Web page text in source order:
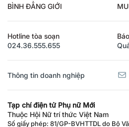
BÌNH ĐẲNG GIỚI
Hotline tòa soạn
024.36.555.655
Thông tin doanh nghiệp
Tạp chí điện tử Phụ nữ Mới
Thuộc Hội Nữ trí thức Việt Nam
Số giấy phép: 81/GP-BVHTTDL do Bộ